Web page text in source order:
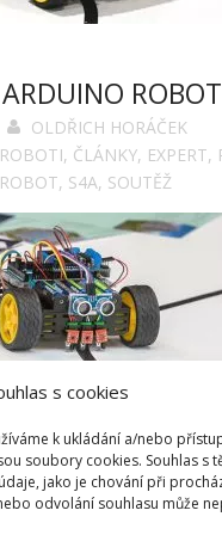
s cookies
k ukládání a/nebo
soubory cookies. Souhlas s
jako je chování při
odvolání souhlasu může
OLDŘICH HORÁČEK
, ČLÁNKY, EXPERT,
, S4A, SOUTĚŽ